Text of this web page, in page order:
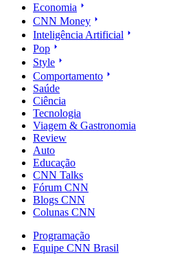
Economia
CNN Money
Inteligência Artificial
Pop
Style
Comportamento
Saúde
Ciência
Tecnologia
Viagem & Gastronomia
Review
Auto
Educação
CNN Talks
Fórum CNN
Blogs CNN
Colunas CNN
Programação
Equipe CNN Brasil